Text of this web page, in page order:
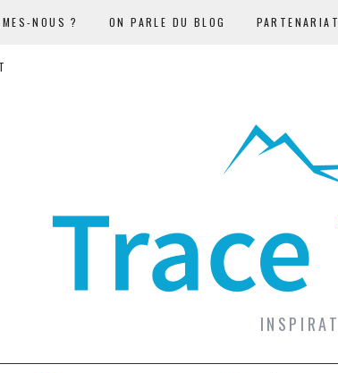
NOUS ? ON PARLE DU BLOG